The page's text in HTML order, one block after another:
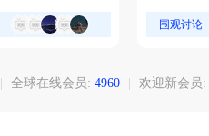
围观讨论
全球在线会员: 4960 欢迎新会员: